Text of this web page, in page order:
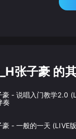
张子豪 的
豪- 说唱入门教学2.0
奏
豪- 一般的一天 (LIVE